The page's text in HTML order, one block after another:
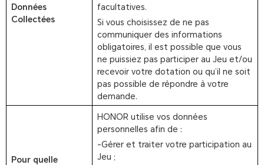
Données
Collectées
facultatives.
Si vous choisissez de ne pas
communiquer des informations
obligatoires, il est possible que vous
ne puissiez pas participer au Jeu et/ou
recevoir votre dotation ou qu’il ne soit
pas possible de répondre à votre
demande.
Pour quelle
HONOR utilise vos données
personnelles afin de :
-Gérer et traiter votre participation au
Jeu ;